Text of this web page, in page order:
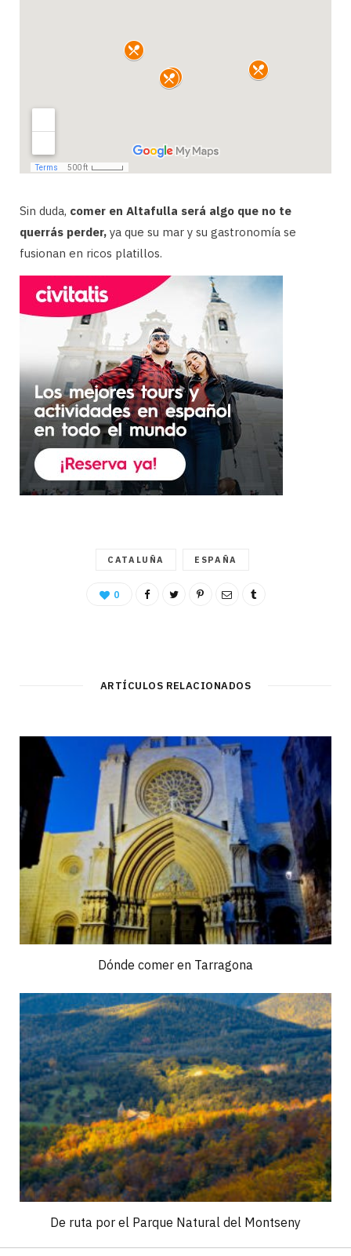
Sin duda, comer en Altafulla será algo que no te
querrás perder, ya que su mar y su gastronomía se
fusionan en ricos platillos.
CATALUÑA ESPAÑA
0
ARTÍCULOS RELACIONADOS
Dónde comer en Tarragona
De ruta por el Parque Natural del Montseny